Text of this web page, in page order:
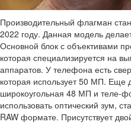
Производительный флагман
2022 году. Данная модель
Основной блок с объективами
которая специализируется на
аппаратов. У телефона есть
которая использует 50 МП. Еще
широкоугольная 48 МП и теле-
использовать оптический зум,
RAW формате. Присутствует